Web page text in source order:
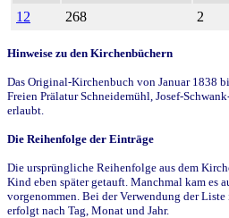
12
268 2
Hinweise zu den Kirchenbüchern
Das Original-Kirchenbuch von Januar 1838
Freien Prälatur Schneidemühl, Josef-
erlaubt.
Die Reihenfolge der Einträge
Die ursprüngliche Reihenfolge aus dem
Kind eben später getauft. Manchmal kam es
vorgenommen. Bei der Verwendung der
erfolgt nach Tag, Monat und Jahr.